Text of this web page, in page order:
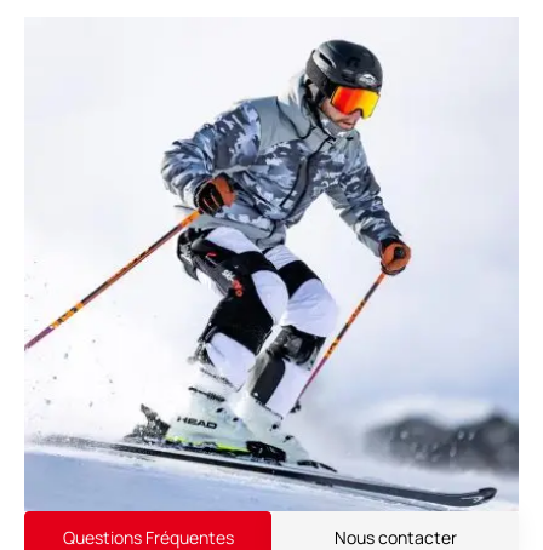
Questions Fréquentes Nous contacter